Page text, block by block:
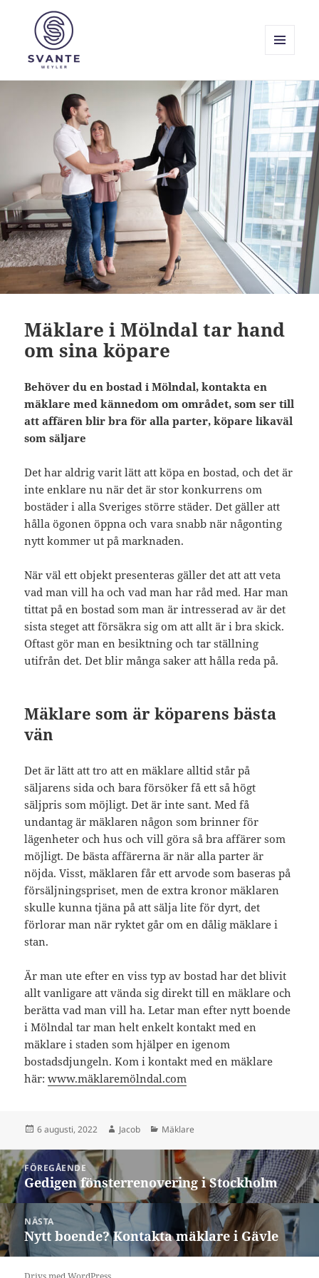
Svante Weyler
WIDGETS
Mäklare i Mölndal tar hand
om sina köpare
Behöver du en bostad i Mölndal, kontakta en
mäklare med kännedom om området, som ser till
att affären blir bra för alla parter, köpare likaväl
som säljare
Det har aldrig varit lätt att köpa en bostad, och det är
inte enklare nu när det är stor konkurrens om
bostäder i alla Sveriges större städer. Det gäller att
hålla ögonen öppna och vara snabb när någonting
nytt kommer ut på marknaden.
När väl ett objekt presenteras gäller det att att veta
vad man vill ha och vad man har råd med. Har man
tittat på en bostad som man är intresserad av är det
sista steget att försäkra sig om att allt är i bra skick.
Oftast gör man en besiktning och tar ställning
utifrån det. Det blir många saker att hålla reda på.
Mäklare som är köparens bästa
vän
Det är lätt att tro att en mäklare alltid står på
säljarens sida och bara försöker få ett så högt
säljpris som möjligt. Det är inte sant. Med få
undantag är mäklaren någon som brinner för
lägenheter och hus och vill göra så bra affärer som
möjligt. De bästa affärerna är när alla parter är
nöjda. Visst, mäklaren får ett arvode som baseras på
försäljningspriset, men de extra kronor mäklaren
skulle kunna tjäna på att sälja lite för dyrt, det
förlorar man när ryktet går om en dålig mäklare i
stan.
Är man ute efter en viss typ av bostad har det blivit
allt vanligare att vända sig direkt till en mäklare och
berätta vad man vill ha. Letar man efter nytt boende
i Mölndal tar man helt enkelt kontakt med en
mäklare i staden som hjälper en igenom
bostadsdjungeln. Kom i kontakt med en mäklare
här:www.mäklaremölndal.com
Postat
6 augusti, 2022 Författare
Jacob Kategorier
Mäklare
Inläggsnavigering
FÖREGÅENDE
Föregående
inlägg:
Gedigen fönsterrenovering i Stockholm
NÄSTA
Nästa
inlägg:
Nytt boende? Kontakta mäklare i Gävle